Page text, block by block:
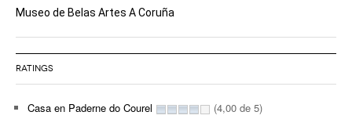
Museo de Belas Artes A Coruña
RATINGS
Casa en Paderne do Courel
(4,00 de 5)